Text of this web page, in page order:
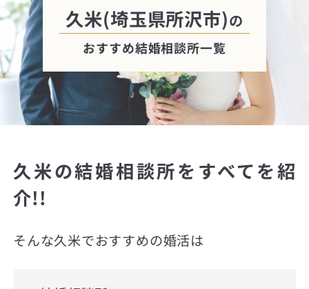
久米(埼玉県所沢市)の
おすすめ結婚相談所一覧
久米の結婚相談所をすべてを紹
介!!
そんな久米でおすすめの婚活は